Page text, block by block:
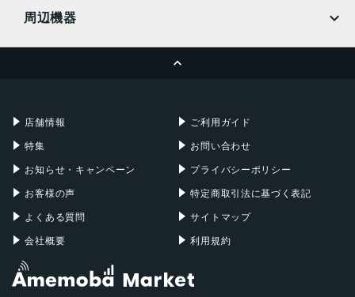
周辺機器
店舗情報
特集
お知らせ・キャンペーン
お客様の声
よくある質問
会社概要
ご利用ガイド
お問い合わせ
プライバシーポリシー
特定商取引法に基づく表記
サイトマップ
利用規約